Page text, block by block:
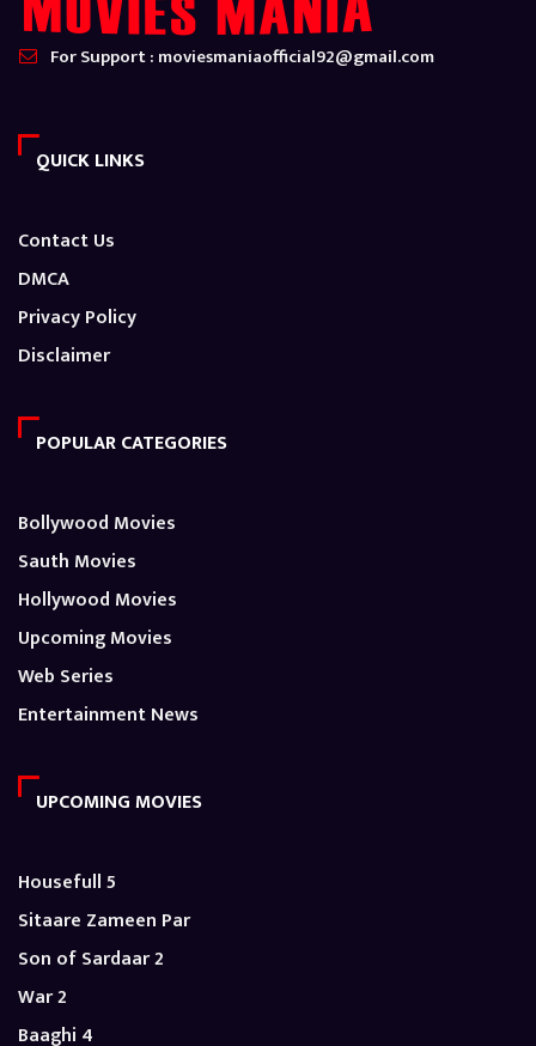
For Support : moviesmaniaofficial92@gmail.com
QUICK LINKS
Contact Us
DMCA
Privacy Policy
Disclaimer
POPULAR CATEGORIES
Bollywood Movies
Sauth Movies
Hollywood Movies
Upcoming Movies
Web Series
Entertainment News
UPCOMING MOVIES
Housefull 5
Sitaare Zameen Par
Son of Sardaar 2
War 2
Baaghi 4